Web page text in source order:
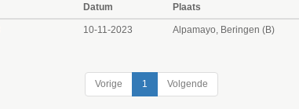
Datum Plaats
10-11-2023 Alpamayo, Beringen (B)
Vorige
1 Volgende